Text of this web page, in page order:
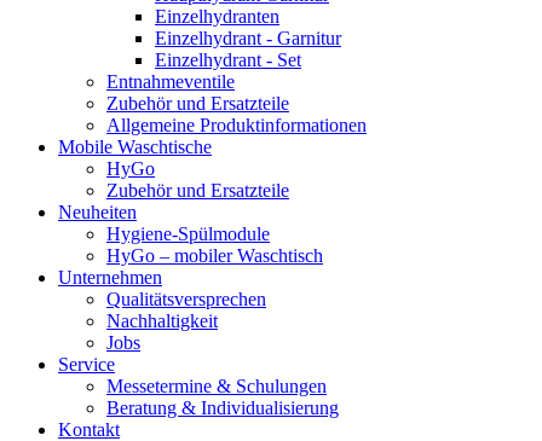
Einzelhydranten
Einzelhydrant - Garnitur
Einzelhydrant - Set
Entnahmeventile
Zubehör und Ersatzteile
Allgemeine Produktinformationen
Mobile Waschtische
HyGo
Zubehör und Ersatzteile
Neuheiten
Hygiene-Spülmodule
HyGo – mobiler Waschtisch
Unternehmen
Qualitätsversprechen
Nachhaltigkeit
Jobs
Service
Messetermine & Schulungen
Beratung & Individualisierung
Kontakt